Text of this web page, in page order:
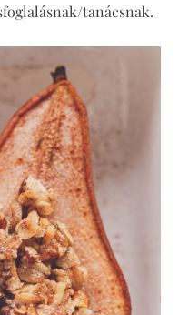
tanácsnak.